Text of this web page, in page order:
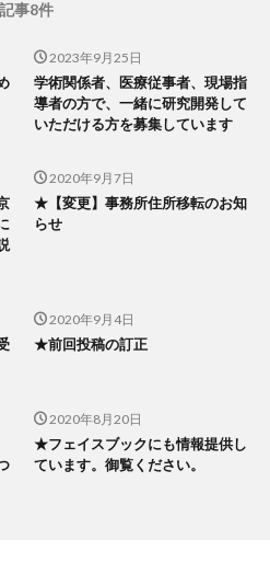
事8件
2023年9月25日
学術関係者、医療従事者、現場指
導者の方で、一緒に研究開発して
いただける方を募集しています
2020年9月7日
★【変更】事務所住所移転のお知
らせ
2020年9月4日
★前回投稿の訂正
2020年8月20日
★フェイスブックにも情報提供し
ています。御覧ください。